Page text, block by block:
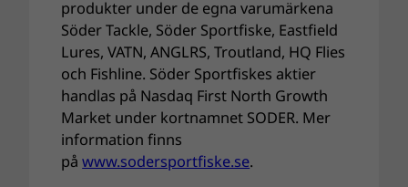
produkter under de egna varumärkena
Söder Tackle, Söder Sportfiske, Eastfield
Lures, VATN, ANGLRS, Troutland, HQ Flies
och Fishline. Söder Sportfiskes aktier
handlas på Nasdaq First North Growth
Market under kortnamnet SODER. Mer
information finns
påwww.sodersportfiske.se.